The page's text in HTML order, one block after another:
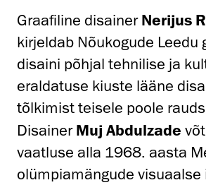
Graafiline disainer Nerijus
kirjeldab Nõukogude Leedu
disaini põhjal tehnilise ja
eraldatuse kiuste lääne
tõlkimist teisele poole
Disainer Muj Abdulzade
vaatluse alla 1968. aasta
olümpiamängude visuaalse